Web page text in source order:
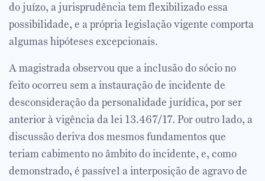
do juízo, a jurisprudência tem flexibilizado essa
possibilidade, e a própria legislação vigente comporta
algumas hipóteses excepcionais.
A magistrada observou que a inclusão do sócio no
feito ocorreu sem a instauração de incidente de
desconsideração da personalidade jurídica, por ser
anterior à vigência da lei 13.467/17. Por outro lado, a
discussão deriva dos mesmos fundamentos que
teriam cabimento no âmbito do incidente, e, como
demonstrado, é passível a interposição de agravo de